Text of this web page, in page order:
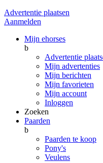
Advertentie plaatsen
Aanmelden
Mijn ehorses
b
Advertentie
Mijn advertenties
Mijn berichten
Mijn favorieten
Mijn account
Inloggen
Zoeken
Paarden
b
Paarden te koop
Pony's
Veulens